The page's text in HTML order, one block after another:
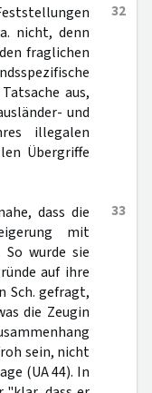
32
nicht, denn
fraglichen
aus,
und
illegalen
Übergriffe
33
dass die
mit
wurde sie
auf ihre
Sch. gefragt,
die Zeugin
sein, nicht
(UA 44). In